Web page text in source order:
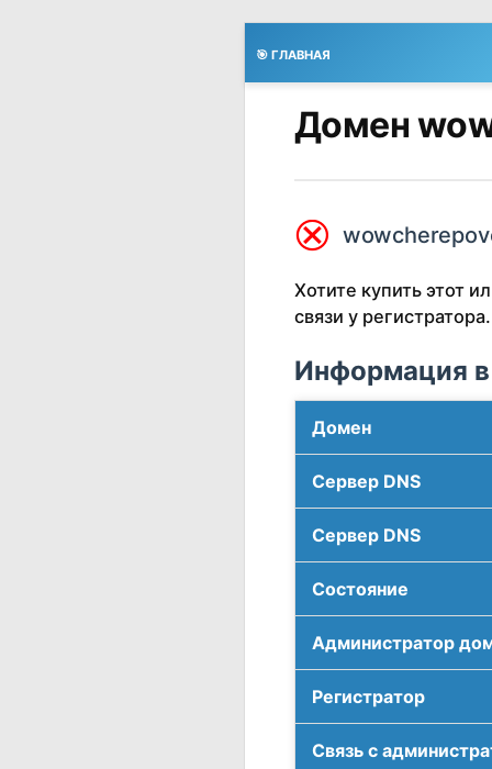
🎯 ГЛАВНАЯ
Домен
⮿
Хотите купить этот
связи у регистратора.
Информация в
Домен
Сервер DNS
Сервер DNS
Соcтояние
Администратор
Регистратор
Связь с